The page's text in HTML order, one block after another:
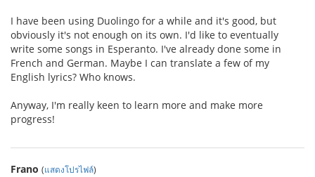
I have been using Duolingo for a while and it's good, but
obviously it's not enough on its own. I'd like to eventually
write some songs in Esperanto. I've already done some in
French and German. Maybe I can translate a few of my
English lyrics? Who knows.
Anyway, I'm really keen to learn more and make more
progress!
Frano (แสดงโปรไฟล์)